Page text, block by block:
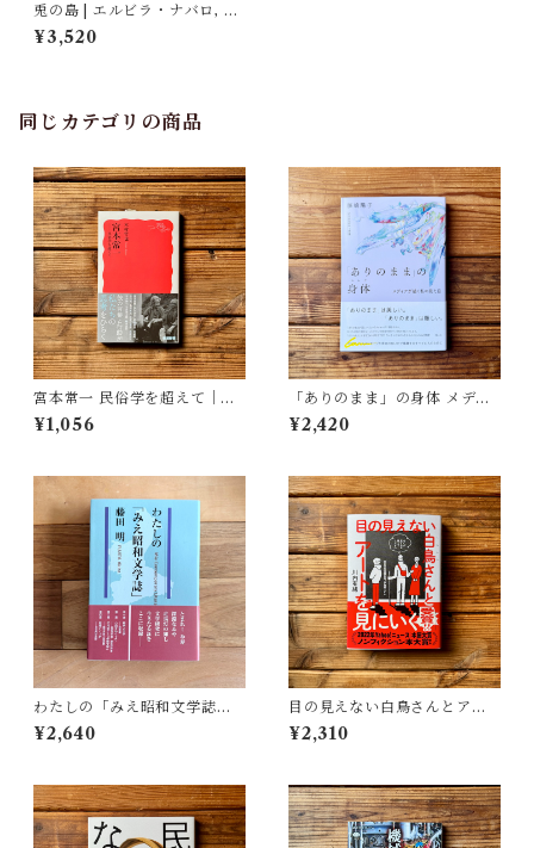
兎の島 | エルビラ・ナバロ, 宮
﨑真紀(翻訳)
¥3,520
同じカテゴリの商品
宮本常一 民俗学を超えて｜木
村 哲也
¥1,056
「ありのまま」の身体 メディ
アが描く私の見た目 | 藤嶋 陽
子(著)
¥2,420
わたしの「みえ昭和文学誌」 |
藤田 明
¥2,640
目の見えない白鳥さんとアー
トを見にいく | 川内 有緒
¥2,310